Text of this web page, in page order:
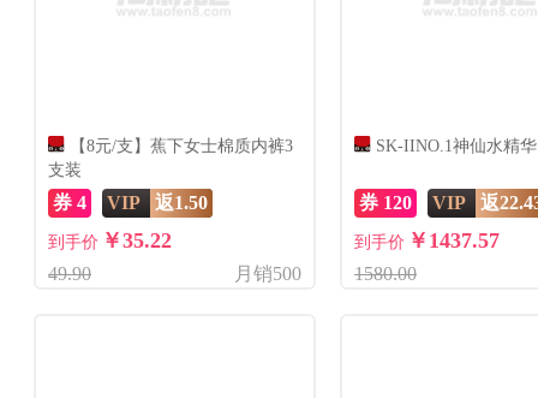
【8元/支】蕉下女士棉质内裤3
支装
券 4 VIP 返1.50
到手价 ￥35.22
49.90 月销500
SK-IINO.1神仙水精
券 120 VIP 返
到手价 ￥1437.57
1580.00